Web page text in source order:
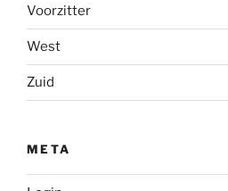
Voorzitter
West
Zuid
META